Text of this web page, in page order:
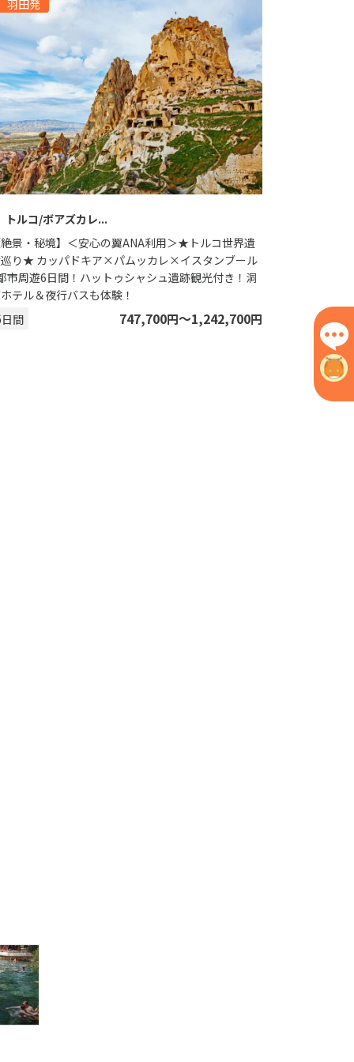
羽田発
トルコ/ボアズカレ
景・秘境】＜安心の翼ANA利用＞★トルコ世界遺
り★ カッパドキア×パムッカレ×イスタンブール
市周遊6日間！ハットゥシャシュ遺跡観光付き！洞
テル＆夜行バスも体験！
日間 747,700円〜1,242,700円